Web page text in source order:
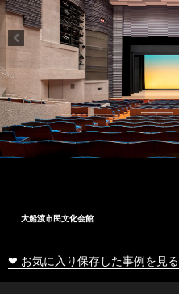
大船渡市民文化会館
❤ お気に入り保存した事例を見る